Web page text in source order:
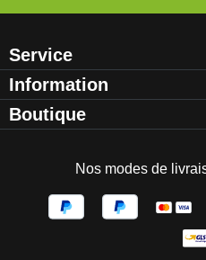
Service
Information
Boutique
Nos modes de